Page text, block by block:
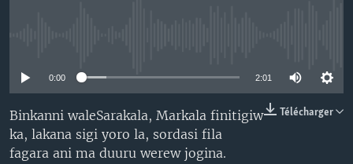
0:00 2:01
Télécharger
Binkanni waleSarakala, Markala finitigiw
ka, lakana sigi yoro la, sordasi fila
fagara ani ma duuru werew jogina.